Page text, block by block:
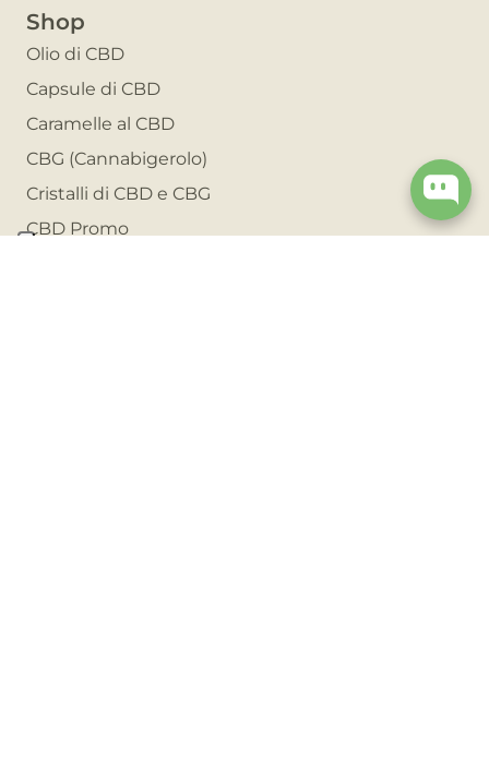
Shop
Olio di CBD
Capsule di CBD
Caramelle al CBD
CBG (Cannabigerolo)
Cristalli di CBD e CBG
CBD Promo